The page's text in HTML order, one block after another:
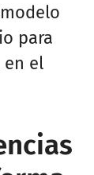
para
en el